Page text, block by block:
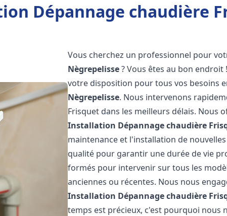
Dépannage chaudière
Vous cherchez un professionnel pour
Nègrepelisse? Vous êtes au bon
votre disposition pour tous vos besoins
Nègrepelisse. Nous intervenons
Frisquet dans les meilleurs délais. Nous
Installation Dépannage chaudière
maintenance et l'installation de
qualité pour garantir une durée de vie
formés pour intervenir sur tous les
anciennes ou récentes. Nous nous
Installation Dépannage chaudière
temps est précieux, c'est pourquoi nous